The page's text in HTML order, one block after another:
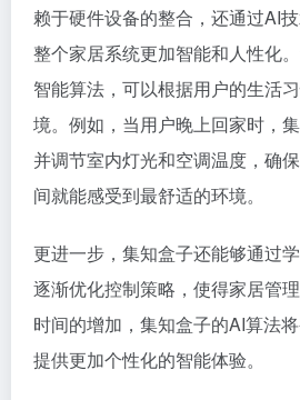
赖于硬件设备的整合，还通过AI
整个家居系统更加智能和人性化
智能算法，可以根据用户的生活
境。例如，当用户晚上回家时，
并调节室内灯光和空调温度，确
间就能感受到最舒适的环境。
更进一步，集知盒子还能够通过
逐渐优化控制策略，使得家居管
时间的增加，集知盒子的AI算法
提供更加个性化的智能体验。